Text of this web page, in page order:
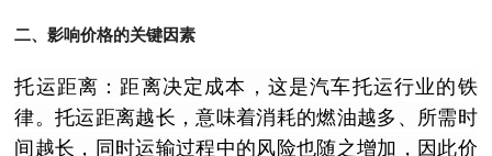
二、影响价格的关键因素
托运距离：距离决定成本，这是汽车托运行业的铁
律。托运距离越长，意味着消耗的燃油越多、所需时
间越长，同时运输过程中的风险也随之增加，因此价